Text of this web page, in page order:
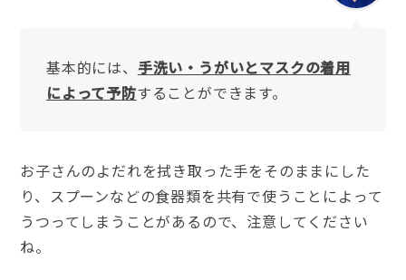
基本的には、 手洗い・うがいとマスクの着用
によって予防することができます。
お子さんのよだれを拭き取った手をそのままにした
り、スプーンなどの食器類を共有で使うことによって
うつってしまうことがあるので、注意してください
ね。